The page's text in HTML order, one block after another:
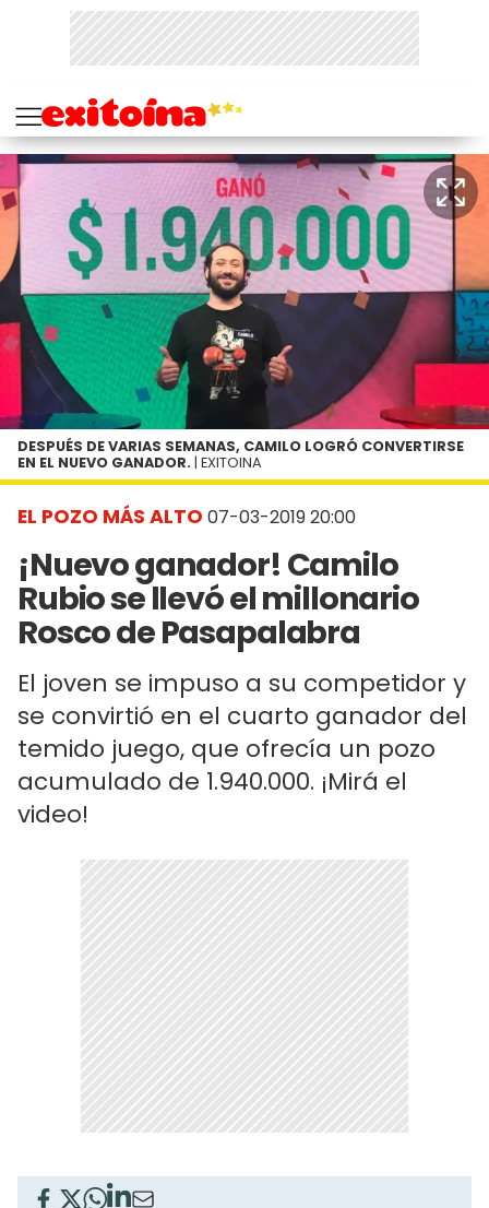
EL POZO MÁS ALTO 07-03-2019 20:00
¡Nuevo ganador! Camilo
Rubio se llevó el millonario
Rosco de Pasapalabra
El joven se impuso a su competidor y
se convirtió en el cuarto ganador del
temido juego, que ofrecía un pozo
acumulado de 1.940.000. ¡Mirá el
video!
DESPUÉS DE VARIAS SEMANAS, CAMILO LOGRÓ CONVERTIRSE
EN EL NUEVO GANADOR. | EXITOINA